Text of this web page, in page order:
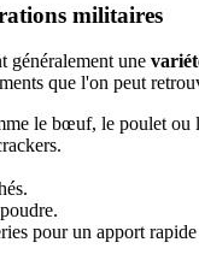
militaires
généralement une
que l'on peut
le bœuf, le poulet ou
pour un apport rapide